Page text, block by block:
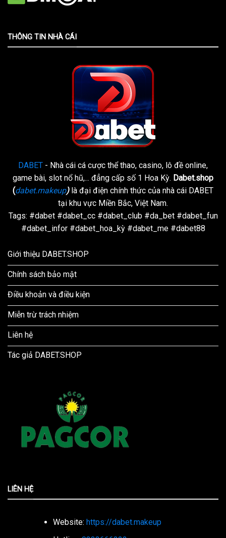
THÔNG TIN NHÀ CÁI
DABET - Nhà cái cá cược thể thao, casino, lô đề online,
game bài, slot nổ hũ,... đẳng cấp số 1 Hoa Kỳ. Dabet.shop
(dabet.makeup)là đại điện chính thức của nhà cái DABET
tại khu vực Miền Bắc, Việt Nam.
Tags: #dabet #dabet_cc #dabet_club #da_bet #dabet_fun
#dabet_infor #dabet_hoa_kỳ #dabet_me #dabet88
Giới thiệu DABET.SHOP
Chính sách bảo mật
Điều khoản và điều kiện
Miễn trừ trách nhiệm
Liên hệ
Tác giả DABET.SHOP
LIÊN HỆ
Website: https://dabet.makeup